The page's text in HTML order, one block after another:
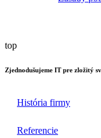
top
Zjednodušujeme IT pre zložitý
História firmy
Referencie